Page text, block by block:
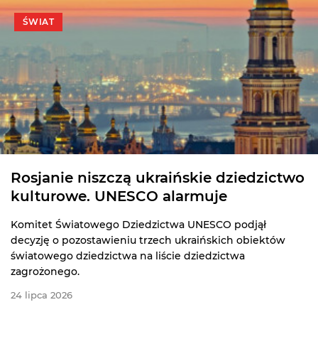
POLSKA I ŚWIAT
Polska gospodarzem ćwiczeń ws.
bezpieczeństwa Ukrainy
Niemcy nie dołączą do pierwszych ćwiczeń wojskowych
organizowanych przez tzw. koalicję chętnych, czyli
państw wspierających Ukrainę.
15 lipca 2026